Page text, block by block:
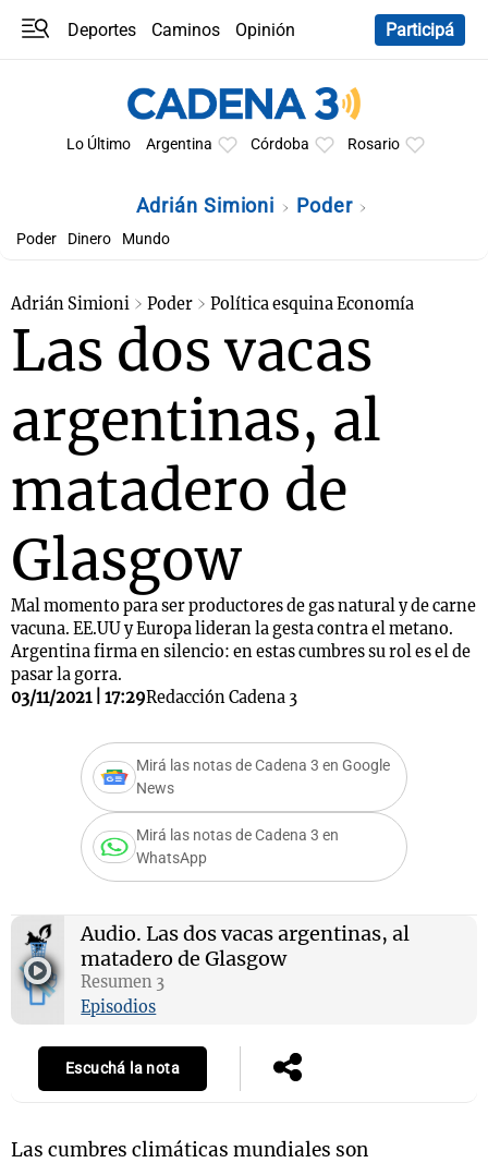
Deportes Caminos
Opinión
Participá
Lo Último Argentina Córdoba Rosario
Adrián Simioni Poder
Poder Dinero Mundo
Adrián Simioni Poder Política esquina Economía
Las dos vacas
argentinas, al
matadero de
Glasgow
Mal momento para ser productores de gas natural y de carne
vacuna. EE.UU y Europa lideran la gesta contra el metano.
Argentina firma en silencio: en estas cumbres su rol es el de
pasar la gorra.
03/11/2021 | 17:29Redacción Cadena 3
Mirá las notas de Cadena 3 en Google
News
Mirá las notas de Cadena 3 en
WhatsApp
Audio. Las dos vacas argentinas, al
matadero de Glasgow
Resumen 3
Episodios
Escuchá la nota
Las cumbres climáticas mundiales son
Notas
Mundial 2026
Cadena 3